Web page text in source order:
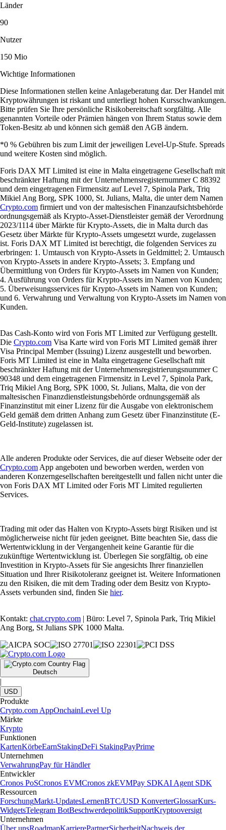
Länder
90
Nutzer
150 Mio
Wichtige Informationen
Diese Informationen stellen keine Anlageberatung dar. Der Handel mit
Kryptowährungen ist riskant und unterliegt hohen Kursschwankungen.
Bitte prüfen Sie Ihre persönliche Risikobereitschaft sorgfältig. Alle
genannten Vorteile oder Prämien hängen von Ihrem Status sowie dem
Token-Besitz ab und können sich gemäß den AGB ändern.
*0 % Gebühren bis zum Limit der jeweiligen Level-Up-Stufe. Spreads
und weitere Kosten sind möglich.
Foris DAX MT Limited ist eine in Malta eingetragene Gesellschaft mit
beschränkter Haftung mit der Unternehmensregisternummer C 88392
und dem eingetragenen Firmensitz auf Level 7, Spinola Park, Triq
Mikiel Ang Borg, SPK 1000, St. Julians, Malta, die unter dem Namen
Crypto.com firmiert und von der maltesischen Finanzaufsichtsbehörde
ordnungsgemäß als Krypto-Asset-Dienstleister gemäß der Verordnung
2023/1114 über Märkte für Krypto-Assets, die in Malta durch das
Gesetz über Märkte für Krypto-Assets umgesetzt wurde, zugelassen
ist. Foris DAX MT Limited ist berechtigt, die folgenden Services zu
erbringen: 1. Umtausch von Krypto-Assets in Geldmittel; 2. Umtausch
von Krypto-Assets in andere Krypto-Assets; 3. Empfang und
Übermittlung von Orders für Krypto-Assets im Namen von Kunden;
4. Ausführung von Orders für Krypto-Assets im Namen von Kunden;
5. Überweisungsservices für Krypto-Assets im Namen von Kunden;
und 6. Verwahrung und Verwaltung von Krypto-Assets im Namen von
Kunden.
Das Cash-Konto wird von Foris MT Limited zur Verfügung gestellt.
Die Crypto.com Visa Karte wird von Foris MT Limited gemäß ihrer
Visa Principal Member (Issuing) Lizenz ausgestellt und beworben.
Foris MT Limited ist eine in Malta eingetragene Gesellschaft mit
beschränkter Haftung mit der Unternehmensregistrierungsnummer C
90348 und dem eingetragenen Firmensitz in Level 7, Spinola Park,
Triq Mikiel Ang Borg, SPK 1000, St. Julians, Malta, die von der
maltesischen Finanzdienstleistungsbehörde ordnungsgemäß als
Finanzinstitut mit einer Lizenz für die Ausgabe von elektronischem
Geld gemäß dem dritten Anhang zum Gesetz über Finanzinstitute (E-
Geld-Institute) zugelassen ist.
Alle anderen Produkte oder Services, die auf dieser Webseite oder der
Crypto.com App angeboten und beworben werden, werden von
anderen Konzerngesellschaften bereitgestellt und fallen nicht unter die
von Foris DAX MT Limited oder Foris MT Limited regulierten
Services.
Trading mit oder das Halten von Krypto-Assets birgt Risiken und ist
möglicherweise nicht für jeden geeignet. Bitte beachten Sie, dass die
Wertentwicklung in der Vergangenheit keine Garantie für die
zukünftige Wertentwicklung ist. Überlegen Sie sorgfältig, ob eine
Investition in Krypto-Assets für Sie angesichts Ihrer finanziellen
Situation und Ihrer Risikotoleranz geeignet ist. Weitere Informationen
zu den Risiken, die mit dem Trading oder dem Besitz von Krypto-
Assets verbunden sind, finden Sie hier.
Kontakt: chat.crypto.com | Büro: Level 7, Spinola Park, Triq Mikiel
Ang Borg, St Julians SPK 1000 Malta.
Deutsch
|
USD
Produkte
Crypto.com AppOnchainLevel Up
Märkte
Krypto
Funktionen
KartenKörbeEarnStakingDeFi StakingPayPrime
Unternehmen
VerwahrungPay für Händler
Entwickler
Cronos PoSCronos EVMCronos zkEVMPay SDKAI Agent SDK
Ressourcen
ForschungMarkt-UpdatesLernenBTC/USD KonverterGlossarKurs-
WidgetsTelegram BotBeschwerdepolitikSupportKryptooversigt
Unternehmen
Über unsRoadmapKarrierePartnerSicherheitNachweis der